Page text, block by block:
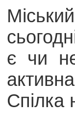
є чи
Спілка